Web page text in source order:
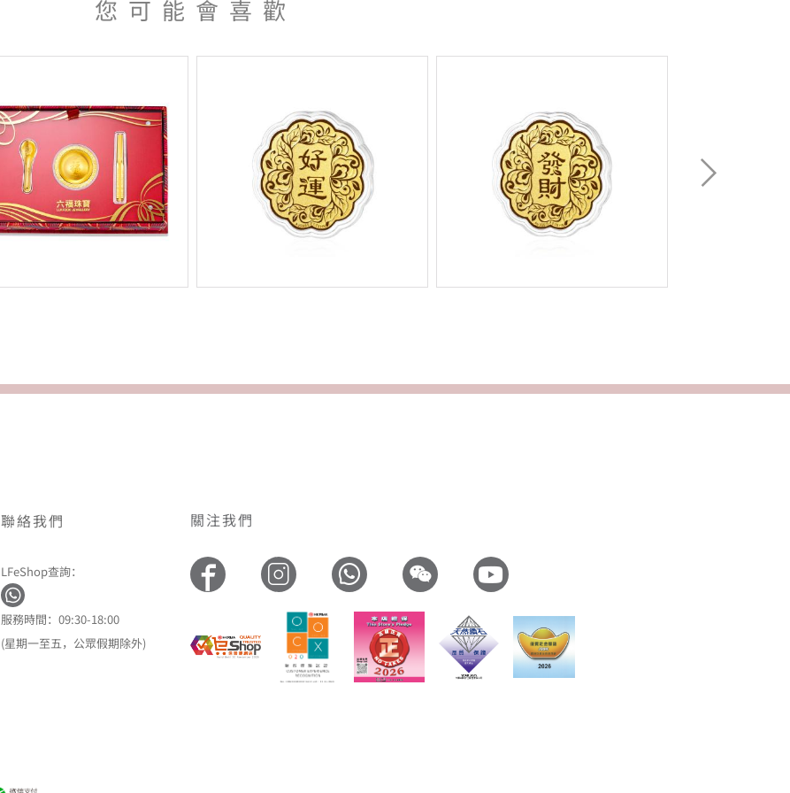
您可能會喜歡
聯絡我們
LFeShop查詢：
服務時間：09:30-18:00
(星期一至五，公眾假期除外)
關注我們